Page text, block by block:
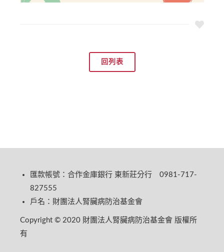
回列表
匯款帳號：合作金庫銀行 東新莊分行 0981-717-
827555
戶名：財團法人腎臟病防治基金會
Copyright © 2020 財團法人腎臟病防治基金會 版權所
有